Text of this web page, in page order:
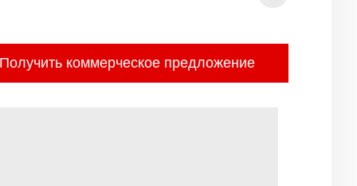
Получить коммерческое предложение